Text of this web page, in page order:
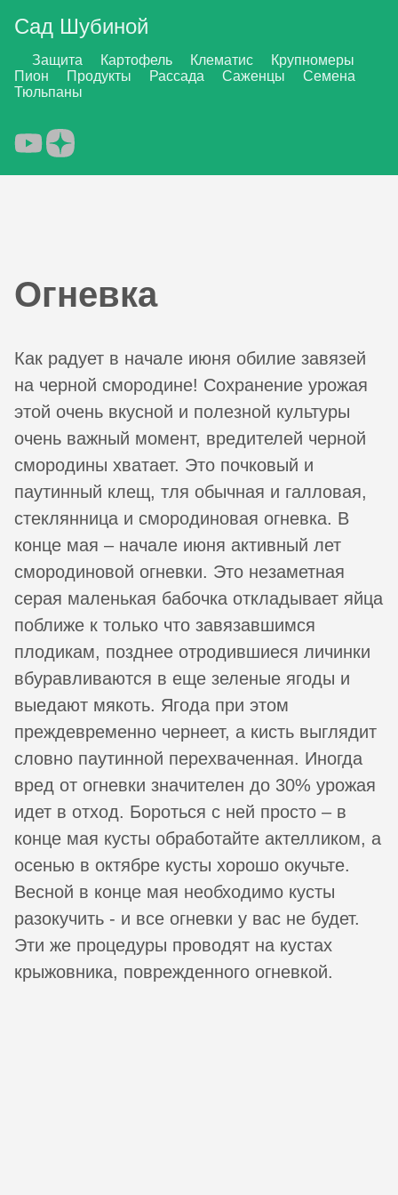
Сад Шубиной
Защита Картофель Клематис
Крупномеры
Пион
Продукты Рассада Саженцы
Семена
Тюльпаны
Огневка
Как радует в начале июня обилие завязей
на черной смородине! Сохранение урожая
этой очень вкусной и полезной культуры
очень важный момент, вредителей черной
смородины хватает. Это почковый и
паутинный клещ, тля обычная и галловая,
стеклянница и смородиновая огневка. В
конце мая – начале июня активный лет
смородиновой огневки. Это незаметная
серая маленькая бабочка откладывает яйца
поближе к только что завязавшимся
плодикам, позднее отродившиеся личинки
вбуравливаются в еще зеленые ягоды и
выедают мякоть. Ягода при этом
преждевременно чернеет, а кисть выглядит
словно паутинной перехваченная. Иногда
вред от огневки значителен до 30% урожая
идет в отход. Бороться с ней просто – в
конце мая кусты обработайте актелликом, а
осенью в октябре кусты хорошо окучьте.
Весной в конце мая необходимо кусты
разокучить - и все огневки у вас не будет.
Эти же процедуры проводят на кустах
крыжовника, поврежденного огневкой.